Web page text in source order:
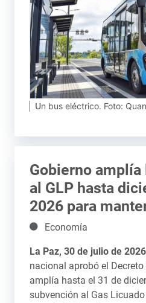
Un bus eléctrico. Foto:
Gobierno
al GLP hasta
2026 para
DetallesEconomía
La Paz, 30 de julio de
nacional aprobó el
amplía hasta el 31 de
subvención al Gas